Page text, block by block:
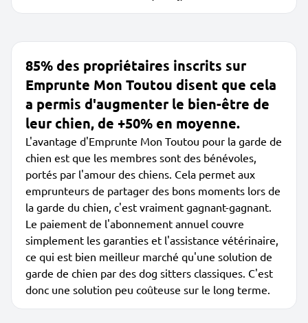
85% des propriétaires inscrits sur
Emprunte Mon Toutou disent que cela
a permis d'augmenter le bien-être de
leur chien, de +50% en moyenne.
L'avantage d'Emprunte Mon Toutou pour la garde de
chien est que les membres sont des bénévoles,
portés par l'amour des chiens. Cela permet aux
emprunteurs de partager des bons moments lors de
la garde du chien, c'est vraiment gagnant-gagnant.
Le paiement de l'abonnement annuel couvre
simplement les garanties et l'assistance vétérinaire,
ce qui est bien meilleur marché qu'une solution de
garde de chien par des dog sitters classiques. C'est
donc une solution peu coûteuse sur le long terme.